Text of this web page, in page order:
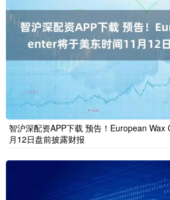
智沪深配资APP下载 预告！European Wax
月12日盘前披露财报